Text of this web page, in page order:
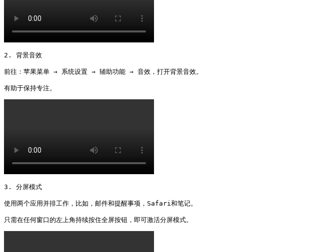
2. 背景音效
前往：苹果菜单 → 系统设置 → 辅助功能 → 音效，打开背景音效。
有助于保持专注。
3. 分屏模式
使用两个应用并排工作，比如，邮件和提醒事项，Safari和笔记。
只需在任何窗口的左上角持续按住全屏按钮，即可激活分屏模式。